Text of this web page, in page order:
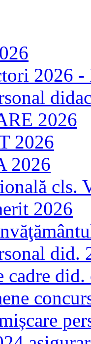
2026 -
2026
2026
2026
cls.
2026
did.
cadre